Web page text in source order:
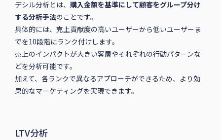
デシル分析とは、 購入金額を基準にして顧客をグループ分け
する分析手法のことです。
具体的には、売上貢献度の高いユーザーから低いユーザーま
でを10段階にランク付けします。
売上のインパクトが大きい客層やそれぞれの行動パターンな
どを分析可能です。
加えて、各ランクで異なるアプローチができるため、より効
果的なマーケティングを実現できます。
LTV分析